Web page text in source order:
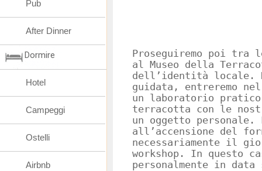
Proseguiremo poi
al Museo della
dell’identità locale.
guidata, entreremo
un laboratorio
terracotta con le
un oggetto
all’accensione del
necessariamente il
workshop. In questo
personalmente in data
Pub
After Dinner
Dormire
Hotel
Campeggi
Ostelli
Airbnb